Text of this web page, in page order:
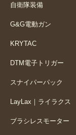
自衛隊装備
G&G電動ガン
KRYTAC
DTM電子トリガー
スナイパーパック
LayLax｜ライラクス
ブラシレスモーター